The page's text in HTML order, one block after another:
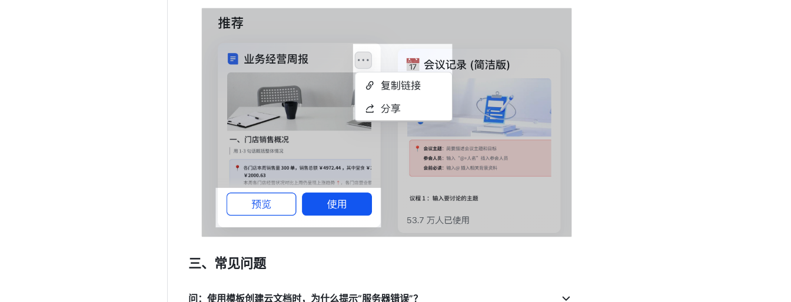
三、常见问题
问：使用模板创建云文档时，为什么提示“服务器错误”？